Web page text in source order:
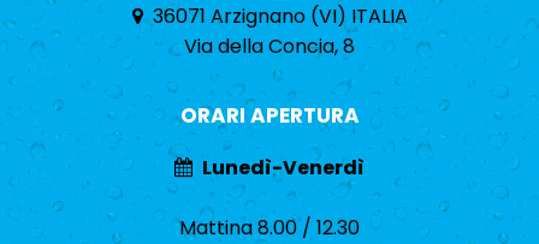
36071 Arzignano (VI) ITALIA
Via della Concia, 8
ORARI APERTURA
Lunedì-Venerdì
Mattina 8.00 / 12.30